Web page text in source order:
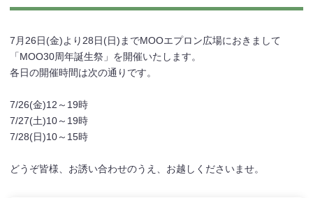
7月26日(金)より28日(日)までMOOエプロン広場におきまして
「MOO30周年誕生祭」を開催いたします。
各日の開催時間は次の通りです。
7/26(金)12～19時
7/27(土)10～19時
7/28(日)10～15時
どうぞ皆様、お誘い合わせのうえ、お越しくださいませ。